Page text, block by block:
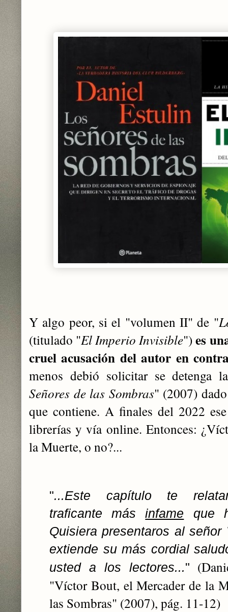
Y algo peor, si el "volumen II" de "
(titulado "El Imperio Invisible")es
cruel acusación del autor en
menos debió solicitar se detenga
Señores de las Sombras" (2007)
que contiene. A finales del 2022
librerías y vía online. Entonces:
la Muerte, o no?...
"...Este capítulo te
traficante másinfame que
Quisiera presentaros al
extiende su más cordial
usted a los lectores..."
"Víctor Bout, el Mercader de la
las Sombras" (2007), pág. 11-12)